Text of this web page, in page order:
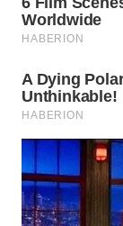
WN
WN
SOLO
WN
BOROBUDUR